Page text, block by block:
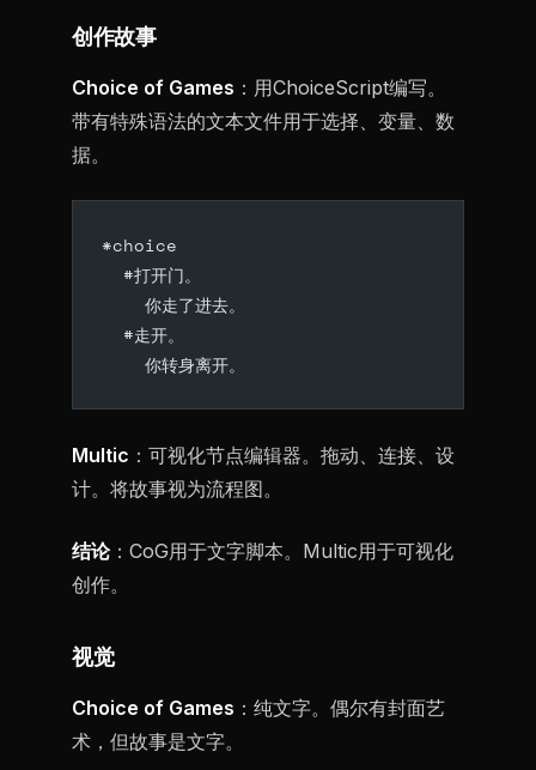
创作故事
Choice of Games ：用ChoiceScript编写。
带有特殊语法的文本文件用于选择、变量、数
据。
*choice
  #打开门。
    你走了进去。
  #走开。
    你转身离开。
Multic ：可视化节点编辑器。拖动、连接、设
计。将故事视为流程图。
结论：CoG用于文字脚本。Multic用于可视化
创作。
视觉
Choice of Games ：纯文字。偶尔有封面艺
术，但故事是文字。